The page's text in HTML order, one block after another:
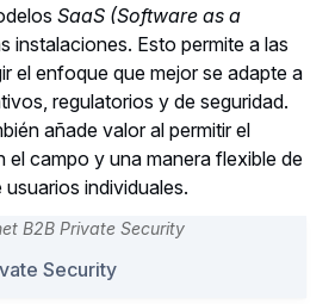
SaaS (Software as a
instalaciones. Esto permite a las
el enfoque que mejor se adapte a
regulatorios y de seguridad.
añade valor al permitir el
el campo y una manera flexible de
individuales.
Security